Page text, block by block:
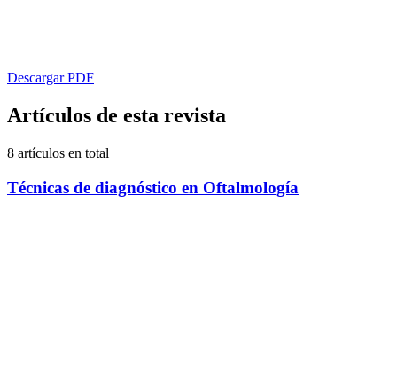
Descargar PDF
Artículos de esta revista
8 artículos en total
Técnicas de diagnóstico en Oftalmología